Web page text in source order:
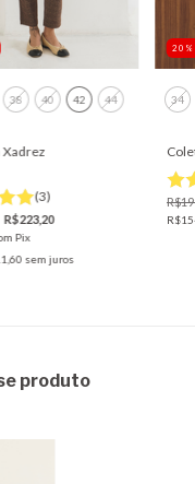
38 40 42 44
Xadrez
(3)
R$223,20
Pix
sem juros
20
34
produto